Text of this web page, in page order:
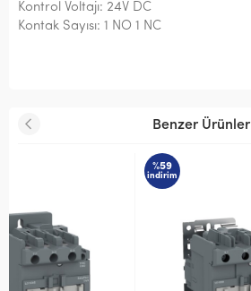
Kontrol Voltajı: 24V DC
Kontak Sayısı: 1 NO 1 NC
Benzer Ürünler